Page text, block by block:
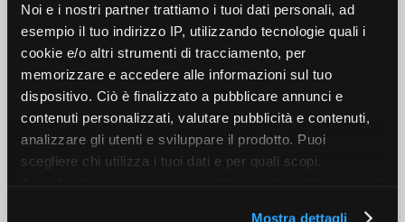
Noi e i nostri partner trattiamo i tuoi dati personali, ad
esempio il tuo indirizzo IP, utilizzando tecnologie quali i
cookie e/o altri strumenti di tracciamento, per
memorizzare e accedere alle informazioni sul tuo
dispositivo. Ciò è finalizzato a pubblicare annunci e
contenuti personalizzati, valutare pubblicità e contenuti,
analizzare gli utenti e sviluppare il prodotto. Puoi
scegliere chi utilizza i tuoi dati e per quali scopi.
Mostra dettagli
suggerisca l’urgenza di acquistare il regalo
prima di Natale. E a questo punto, dopo aver fatto
emergere o creato il bisogno, si deve offrire una
soluzione: idee mirate (in base alle preferenze del
consumatore stesso) e un bundle, eventualmente
corredato da un codice sconto che suggerisca l’idea
di aver fatto un affare nonostante l’urgenza.